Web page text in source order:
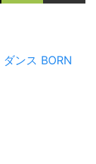
ダンス BORN